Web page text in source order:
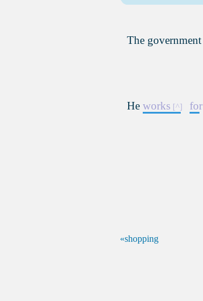
The government
He works for
shopping